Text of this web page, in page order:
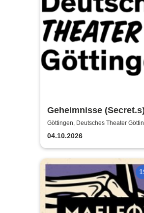
Geheimnisse
Deutsches Theater
Göttingen, Deutsches Theater
04.10.2026